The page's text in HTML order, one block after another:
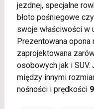
jezdnej, specjalne
błoto pośniegowe
swoje właściwości w
Prezentowana opona
zaprojektowana
osobowych jak i
między innymi
nośności i prędkości